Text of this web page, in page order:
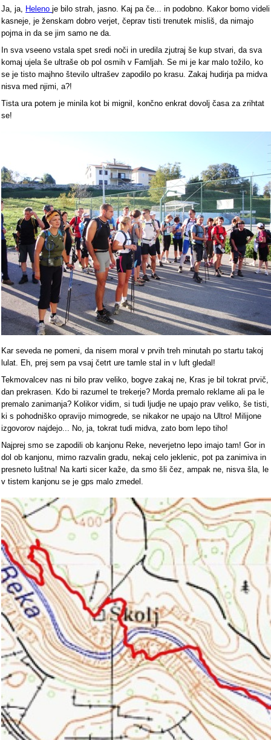
Ja, ja,
Heleno je bilo strah, jasno. Kaj pa če... in podobno. Kakor bomo videli
kasneje, je ženskam dobro verjet, čeprav tisti trenutek misliš, da nimajo
pojma in da se jim samo ne da.
In sva vseeno vstala spet sredi noči in uredila zjutraj še kup stvari, da sva
komaj ujela še ultraše ob pol osmih v Famljah. Se mi je kar malo tožilo, ko
se je tisto majhno število ultrašev zapodilo po krasu. Zakaj hudirja pa midva
nisva med njimi, a?!
Tista ura potem je minila kot bi mignil, končno enkrat dovolj časa za zrihtat
se!
Kar seveda ne pomeni, da nisem moral v prvih treh minutah po startu takoj
lulat. Eh, prej sem pa vsaj četrt ure tamle stal in v luft gledal!
Tekmovalcev nas ni bilo prav veliko, bogve zakaj ne, Kras je bil tokrat prvič,
dan prekrasen. Kdo bi razumel te trekerje? Morda premalo reklame ali pa le
premalo zanimanja? Kolikor vidim, si tudi ljudje ne upajo prav veliko, še tisti,
ki s pohodniško opravijo mimogrede, se nikakor ne upajo na Ultro! Milijone
izgovorov najdejo... No, ja, tokrat tudi midva, zato bom lepo tiho!
Najprej smo se zapodili ob kanjonu Reke, neverjetno lepo imajo tam! Gor in
dol ob kanjonu, mimo razvalin gradu, nekaj celo jeklenic, pot pa zanimiva in
presneto luštna! Na karti sicer kaže, da smo šli čez, ampak ne, nisva šla, le
v tistem kanjonu se je gps malo zmedel.